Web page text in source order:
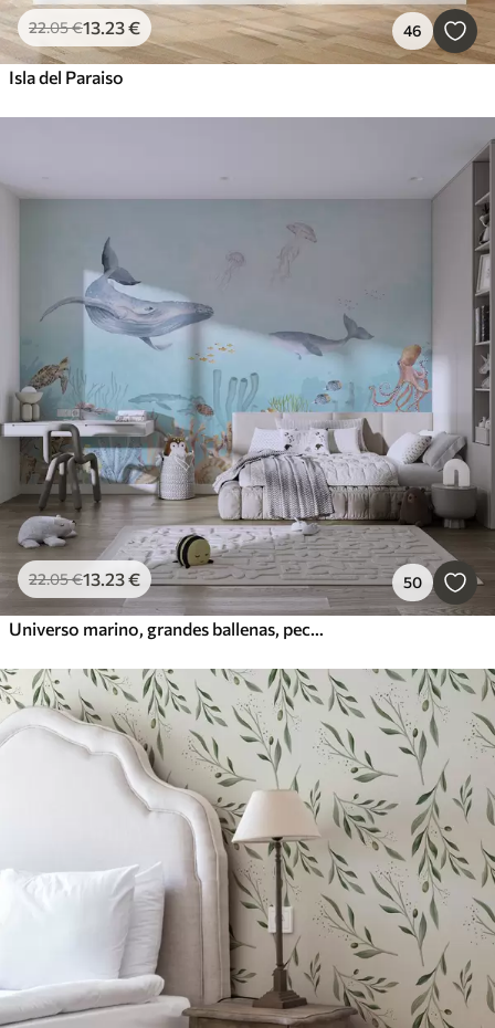
22.05€13.23€ 46
Isla del Paraiso
22.05€13.23€ 50
Universo marino, grandes ballenas, peces y tortugas